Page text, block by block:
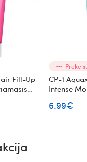
Fill-Up
Prekė
CP-1
Intense
plaukų
6.99€